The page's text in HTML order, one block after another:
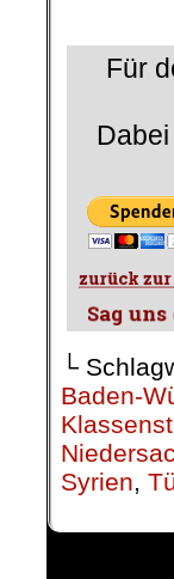
Für
└
Baden-
Syrien,